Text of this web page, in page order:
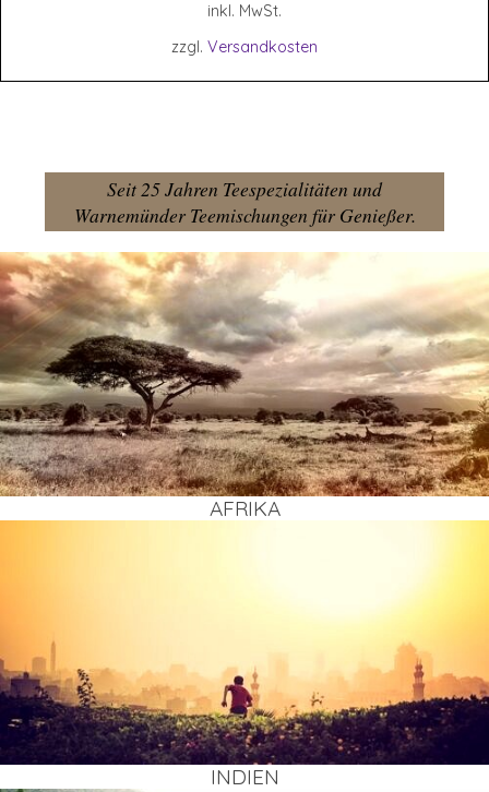
inkl. MwSt.
zzgl. Versandkosten
Seit 25 Jahren Teespezialitäten und
Warnemünder Teemischungen für Genießer.
AFRI­KA
INDI­EN